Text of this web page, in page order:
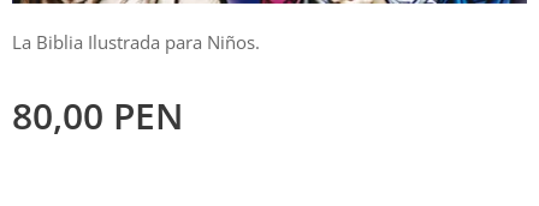
La Biblia Ilustrada para Niños.
80,00 PEN